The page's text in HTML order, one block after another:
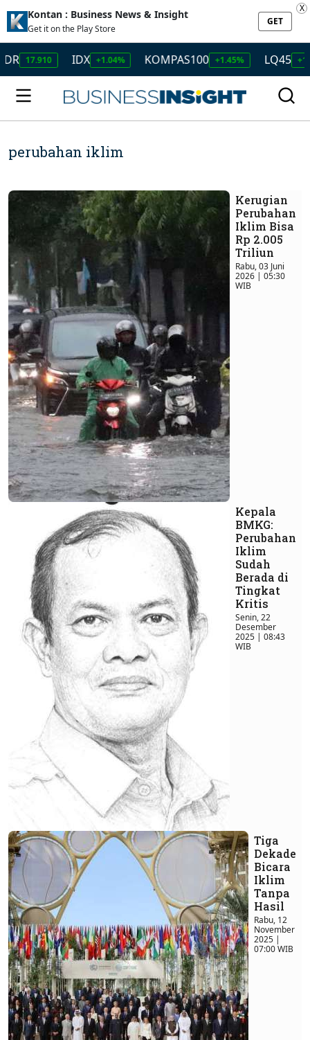
Kontan : Business News & Insight
Get it on the Play Store
GET
X
IDX +1.04% KOMPAS100 +1.45% LQ45 +1.50%
perubahan iklim
Kerugian
Perubahan
Iklim Bisa
Rp 2.005
Triliun
Rabu, 03 Juni
2026 | 05:30
WIB
Kepala
BMKG:
Perubahan
Iklim
Sudah
Berada di
Tingkat
Kritis
Senin, 22
Desember
2025 | 08:43
WIB
Tiga
Dekade
Bicara
Iklim
Tanpa
Hasil
Rabu, 12
November
2025 |
07:00 WIB